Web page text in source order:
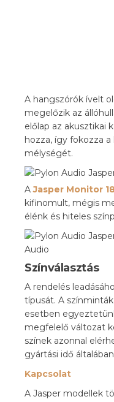
A hangszórók ívelt
megelőzik az
előlap az akusztikai
hozza, így fokozza
mélységét.
AJasper Monitor
kifinomult, mégis
élénk és hiteles
Színválasztás
A rendelés
típusát. A
esetben
megfelelő változat
színek azonnal
gyártási idő
Kapcsolat
A Jasper modellek